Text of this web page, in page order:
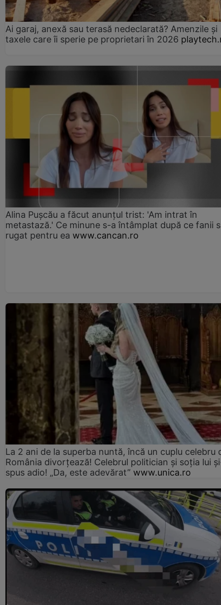
Ai garaj, anexă sau terasă nedeclarată? Amenzile și
taxele care îi sperie pe proprietari în 2026
Alina Pușcău a făcut anunțul trist: 'Am intrat în
metastază.' Ce minune s-a întâmplat după ce fanii
rugat pentru ea www.cancan.ro
La 2 ani de la superba nuntă, încă un cuplu celebru
România divorțează! Celebrul politician și soția lui
spus adio! „Da, este adevărat” www.unica.ro